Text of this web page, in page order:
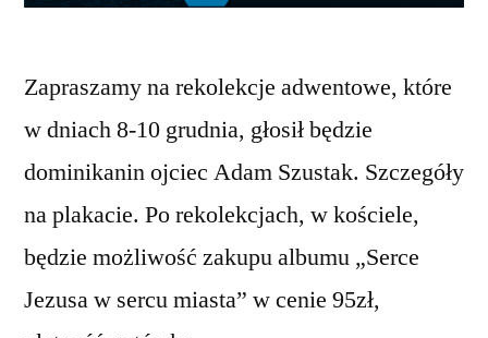
Zapraszamy na rekolekcje adwentowe, które
w dniach 8-10 grudnia, głosił będzie
dominikanin ojciec Adam Szustak. Szczegóły
na plakacie. Po rekolekcjach, w kościele,
będzie możliwość zakupu albumu „Serce
Jezusa w sercu miasta” w cenie 95zł,